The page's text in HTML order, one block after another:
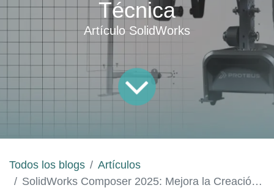
Técnica
Artículo SolidWorks
Todos los blogs
Artículos
SolidWorks Composer 2025: Mejora la Creación de Documentación Técnica